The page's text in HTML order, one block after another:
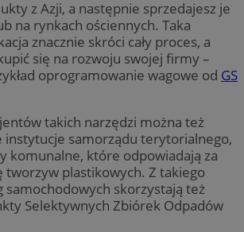
z Azji, a następnie sprzedajesz je
na rynkach ościennych. Taka
znacznie skróci cały proces, a
się na rozwoju swojej firmy –
oprogramowanie wagowe od GS
takich narzędzi można też
instytucje samorządu terytorialnego,
komunalne, które odpowiadają za
tworzyw plastikowych. Z takiego
samochodowych skorzystają też
Selektywnych Zbiórek Odpadów